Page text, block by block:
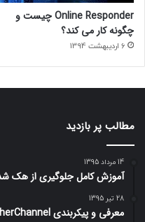
Online Responder چیست و
چگونه کار می کند؟
6 اردیبهشت 1394
مطالب پر بازدید
14 مرداد 1395
آموزش کامل جلوگیری از هک
28 تیر 1395
معرفی و پیکربندی EtherChannel بر روی سوئیچ های سیسکو